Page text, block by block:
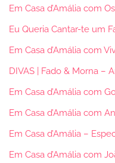
Em Casa d’Amália com
Eu Queria Cantar-te um
Em Casa d’Amália com
DIVAS | Fado & Morna –
Em Casa d’Amália com
Em Casa d’Amália com
Em Casa d’Amália –
Em Casa d’Amália com